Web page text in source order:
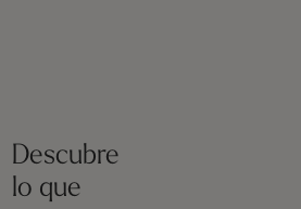
Descubre
lo que